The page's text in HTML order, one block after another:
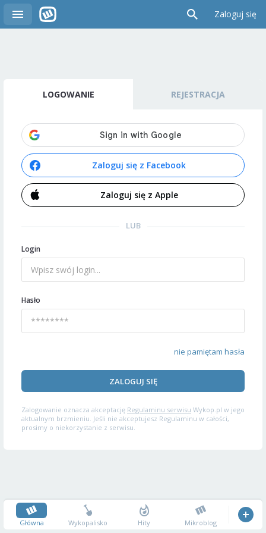
Zaloguj się
LOGOWANIE REJESTRACJA
Zaloguj się z Facebook
Zaloguj się z Apple
LUB
Login
Hasło
nie pamiętam hasła
ZALOGUJ SIĘ
Zalogowanie oznacza akceptację Regulaminu serwisu Wykop.pl w jego
aktualnym brzmieniu. Jeśli nie akceptujesz Regulaminu w całości,
prosimy o niekorzystanie z serwisu.
Główna Wykopalisko Hity Mikroblog